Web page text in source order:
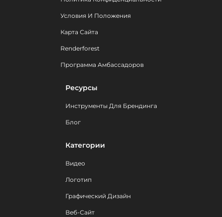
Условия И Положения
Карта Сайта
Renderforest
Программа Амбассадоров
Ресурсы
Инструменты Для Брендинга
Блог
Категории
Видео
Логотип
Графический Дизайн
Веб-Сайт